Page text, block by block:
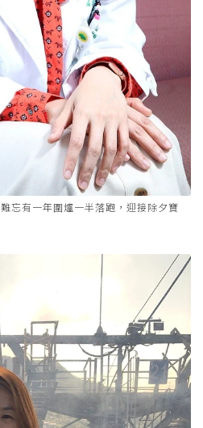
忘有一年圍爐一半落跑，迎接除夕寶